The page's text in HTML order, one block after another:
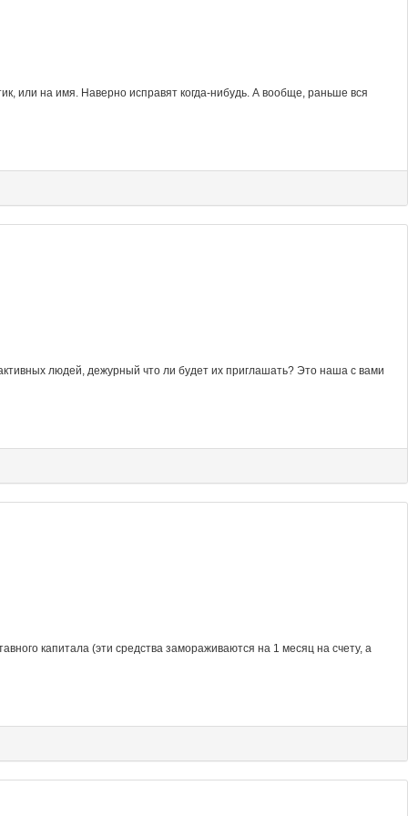
или на имя. Наверно исправят когда-нибудь. А вообще, раньше вся
людей, дежурный что ли будет их приглашать? Это наша с вами
капитала (эти средства замораживаются на 1 месяц на счету, а